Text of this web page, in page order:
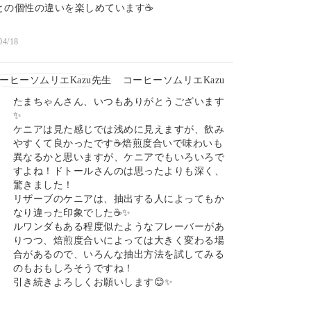
の個性の違いを楽しめています☕️
18
コーヒーソムリエKazu
たまちゃんさん、いつもありがとうございます
✨️
ケニアは見た感じでは浅めに見えますが、飲み
やすくて良かったです☕️焙煎度合いで味わいも
異なるかと思いますが、ケニアでもいろいろで
すよね！ドトールさんのは思ったよりも深く、
驚きました！
リザーブのケニアは、抽出する人によってもか
なり違った印象でした☕️✨️
ルワンダもある程度似たようなフレーバーがあ
りつつ、焙煎度合いによっては大きく変わる場
合があるので、いろんな抽出方法を試してみる
のもおもしろそうですね！
引き続きよろしくお願いします😊✨